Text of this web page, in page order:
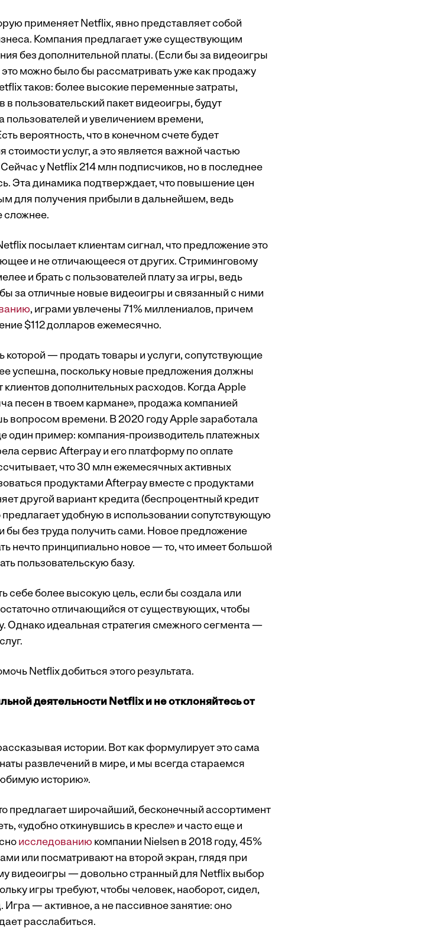
применяет Netflix, явно представляет собой
Компания предлагает уже существующим
без дополнительной платы. (Если бы за видеоигры
можно было бы рассматривать уже как продажу
таков: более высокие переменные затраты,
пользовательский пакет видеоигры, будут
и увеличением времени,
вероятность, что в конечном счете будет
услуг, а это является важной частью
у Netflix 214 млн подписчиков, но в последнее
Эта динамика подтверждает, что повышение цен
для получения прибыли в дальнейшем, ведь
сложнее.
посылает клиентам сигнал, что предложение это
и не отличающееся от других. Стриминговому
и брать с пользователей плату за игры, ведь
за отличные новые видеоигры и связанный с ними
, играми увлечены 71% миллениалов, причем
$112 долларов ежемесячно.
которой — продать товары и услуги, сопутствующие
успешна, поскольку новые предложения должны
клиентов дополнительных расходов. Когда Apple
песен в твоем кармане», продажа компанией
вопросом времени. В 2020 году Apple заработала
один пример: компания-производитель платежных
сервис Afterpay и его платформу по оплате
что 30 млн ежемесячных активных
продуктами Afterpay вместе с продуктами
другой вариант кредита (беспроцентный кредит
удобную в использовании сопутствующую
бы без труда получить сами. Новое предложение
нечто принципиально новое — то, что имеет большой
пользовательскую базу.
себе более высокую цель, если бы создала или
отличающийся от существующих, чтобы
Однако идеальная стратегия смежного сегмента —
Netflix добиться этого результата.
деятельности Netflix и не отклоняйтесь от
истории. Вот как формулирует это сама
развлечений в мире, и мы всегда стараемся
историю».
предлагает широчайший, бесконечный ассортимент
«удобно откинувшись в кресле» и часто еще и
исследованию компании Nielsen в 2018 году, 45%
или посматривают на второй экран, глядя при
видеоигры — довольно странный для Netflix выбор
игры требуют, чтобы человек, наоборот, сидел,
— активное, а не пассивное занятие: оно
расслабиться.